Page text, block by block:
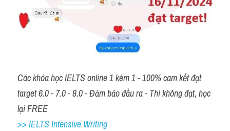
Các khóa học IELTS online 1 kèm 1 - 100% cam kết đạt
target 6.0 - 7.0 - 8.0 - Đảm bảo đầu ra - Thi không đạt, học
lại FREE
>> IELTS Intensive Writing